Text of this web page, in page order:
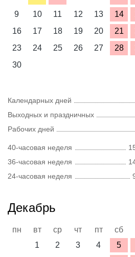
9
10 11 12 13 14
16
17 18 19 20 21
23
24 25 26 27 28
30
Календарных дней
Выходных и праздничных
Рабочих дней
40-часовая неделя
36-часовая неделя
24-часовая неделя
Декабрь
пн вт ср чт пт сб
1
2 3 4 5